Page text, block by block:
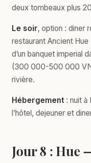
deux tombeaux plus
Le soir, option : diner
restaurant Ancient
d’un banquet imperial
(300 000-500 000
rivière.
Hébergement : nuit à
l’hôtel, dejeuner et
Jour 8 : Hue